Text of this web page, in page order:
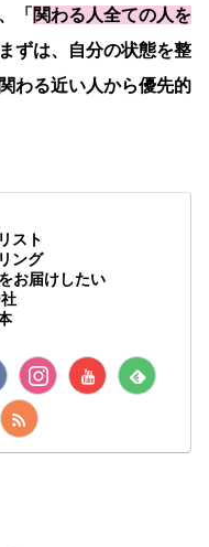
「 関わる人全ての人を
ずは、自分の状態を整
わる近い人から優先的
スト
ング
お届けしたい